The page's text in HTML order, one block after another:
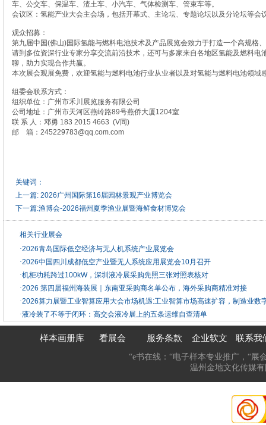
车、公交车、保温车、渣土车、小汽车、气体检测车、管束车等。
会议区：氢能产业大会主会场，包括开幕式、主论坛、专题论坛以及分论坛等会
观众招募：
第九届中国(佛山)国际氢能与燃料电池技术及产品展览会致力于打造一个高规格
请到多位资深行业专家分享交流前沿技术，还可与多家来自各地区氢能及燃料电
聊，助力实现合作共赢。
本次展会观展免费，欢迎氢能与燃料电池行业从业者以及对氢能与燃料电池领域
组委会联系方式：
组织单位：广州市禾川展览服务有限公司
公司地址：广州市天河区燕岭路89号燕侨大厦1204室
联 系 人：邓勇 183 2015 4663 (V同)
邮 箱：245229783@qq.com.com
关键词：
上一篇: 2026广州国际第16届园林景观产业博览会
下一篇:渔博会-2026福州夏季渔业展暨海鲜食材博览会
相关行业展会
·2026青岛国际低空经济与无人机系统产业展览会
·2026中国四川成都低空产业暨无人系统应用展览会10月召开
·机柜功耗跨过100kW，深圳液冷展采购先照三张对照表核对
·2026 第四届福州海装展｜东南亚采购商名单公布，海外采购商精准对接
·2026算力展暨工业智算应用大会市场机遇:工业智算市场高速扩容，制造业数
·液冷装了不等于闭环：高交会液冷展上的五条运维自查清单
样本画册库 看展会 服务条款 企业软文 联系我
“e书在线：“电子样本专业推广，“展
温州金地文化传媒